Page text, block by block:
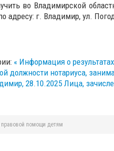
во Владимирской
адресу: г. Владимир, ул.
« Информация о
должности нотариуса,
28.10.2025Лица,
правовой помощи детям